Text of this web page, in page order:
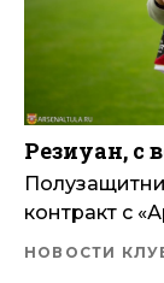
Резиуан, с
контракт с
НОВОСТИ